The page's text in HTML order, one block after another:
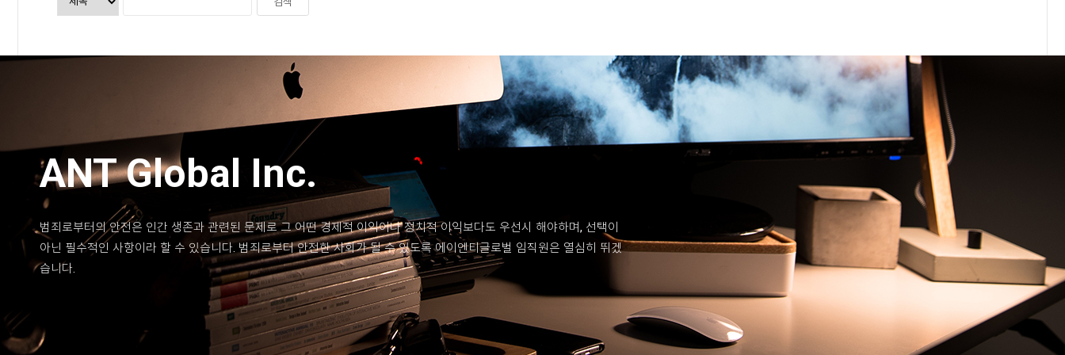
ANT Global Inc.
범죄로부터의 안전은 인간 생존과 관련된 문제로 그 어떤 경제적 이익이나 정치적 이익보다도 우선시 해야하며, 선택이
아닌 필수적인 사항이라 할 수 있습니다. 범죄로부터 안전한 사회가 될 수 있도록 에이엔티글로벌 임직원은 열심히 뛰겠
습니다.